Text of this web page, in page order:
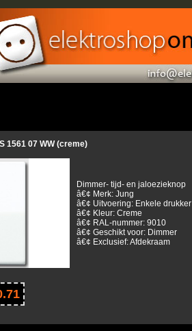
1561 07 WW (creme)
Dimmer- tijd- en jaloezieknop
â€¢ Merk: Jung
â€¢ Uitvoering: Enkele drukker
â€¢ Kleur: Creme
â€¢ RAL-nummer: 9010
â€¢ Geschikt voor: Dimmer
â€¢ Exclusief: Afdekraam